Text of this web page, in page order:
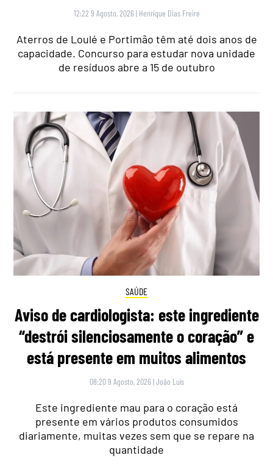
12:22 9 Agosto, 2026 | Henrique Dias Freire
Aterros de Loulé e Portimão têm até dois anos de
capacidade. Concurso para estudar nova unidade
de resíduos abre a 15 de outubro
SAÚDE
Aviso de cardiologista: este ingrediente
“destrói silenciosamente o coração” e
está presente em muitos alimentos
08:20 9 Agosto, 2026 |João Luís
Este ingrediente mau para o coração está
presente em vários produtos consumidos
diariamente, muitas vezes sem que se repare na
quantidade